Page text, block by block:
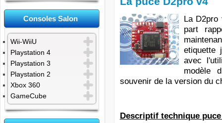
Consoles Salon
Wii-WiiU
Playstation 4
Playstation 3
Playstation 2
Xbox 360
GameCube
La
part
etiquette
avec
modèle
souvenir de la version du
Descriptif technique